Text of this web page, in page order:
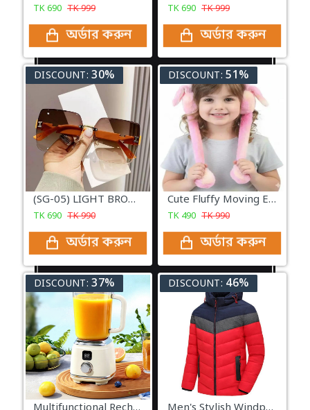
TK690 TK999
অর্ডার করুন
TK690 TK999
অর্ডার করুন
DISCOUNT: 30%
(SG-05) LIGHT BROWN Korean Style Classic Big Square Shades Sunglasses for Women
TK690 TK990
অর্ডার করুন
DISCOUNT: 51%
Cute Fluffy Moving Ears Muff
TK 490 TK990
অর্ডার করুন
DISCOUNT: 37% DISCOUNT: 46%